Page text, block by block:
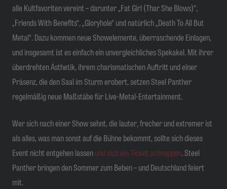
alle Kultfavoriten vereint – darunter „Fat Girl (Thar She Blows)“,
„Friends With Benefits“, „Gloryhole“ und natürlich „Death To All But
Metal“. Dazu kommen neue Showelemente, überraschende Einlagen,
und insgesamt ist es einfach ein unvergleichliches Spekakel. Mit ihrer
überdrehten Ästhetik, ihrem charismatischen Auftritt und einer
Präsenz, die den Saal im Sturm erobert, setzen Steel Panther
regelmäßig neue Maßstäbe für Live-Metal-Entertainment.
Wer sich nach einer Show sehnt, die lauter, frecher und extremer ist
als alles, was man sonst auf die Bühne bekommt, sollte sich dieses
Event nicht entgehen lassenund sich ein Ticket schnappen. Steel
Panther bringen den Sommer zum Beben – und Deutschland feiert
mit.